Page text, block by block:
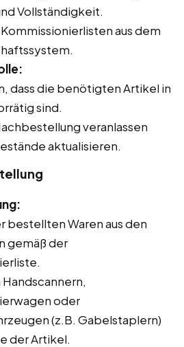
Vollständigkeit.
aus dem
dass die benötigten Artikel in
sind.
veranlassen
aktualisieren.
bestellten Waren aus den
gemäß der
oder
(z.B. Gabelstaplern)
der Artikel.